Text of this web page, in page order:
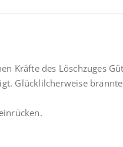
Kräfte des Löschzuges
Glücklilcherweise